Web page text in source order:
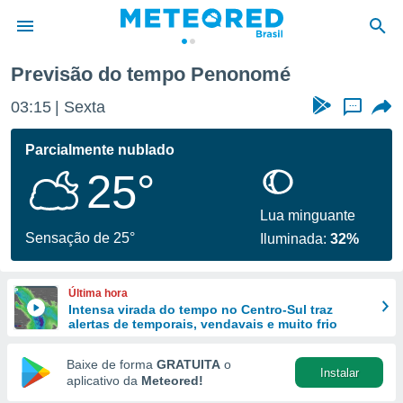
da
fornecidas
a este
das
e
forma
digital
Previsão do tempo Penonomé
03:15 Sexta ...
Parcialmente nublado
25°
Sensação de 25°
Lua minguante
Iluminada:32%
Última hora
Intensa virada do tempo no Centro-Sul traz
alertas de temporais, vendavais e muito frio
Baixe de forma GRATUITA o
aplicativo da Meteored!
Instalar